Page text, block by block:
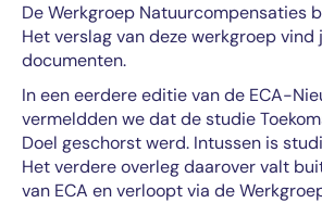
De Werkgroep Natuurcompensaties
Het verslag van deze werkgroep vind
documenten.
In een eerdere editie van de ECA-
vermeldden we dat de studie
Doel geschorst werd. Intussen is
Het verdere overleg daarover valt
van ECA en verloopt via de